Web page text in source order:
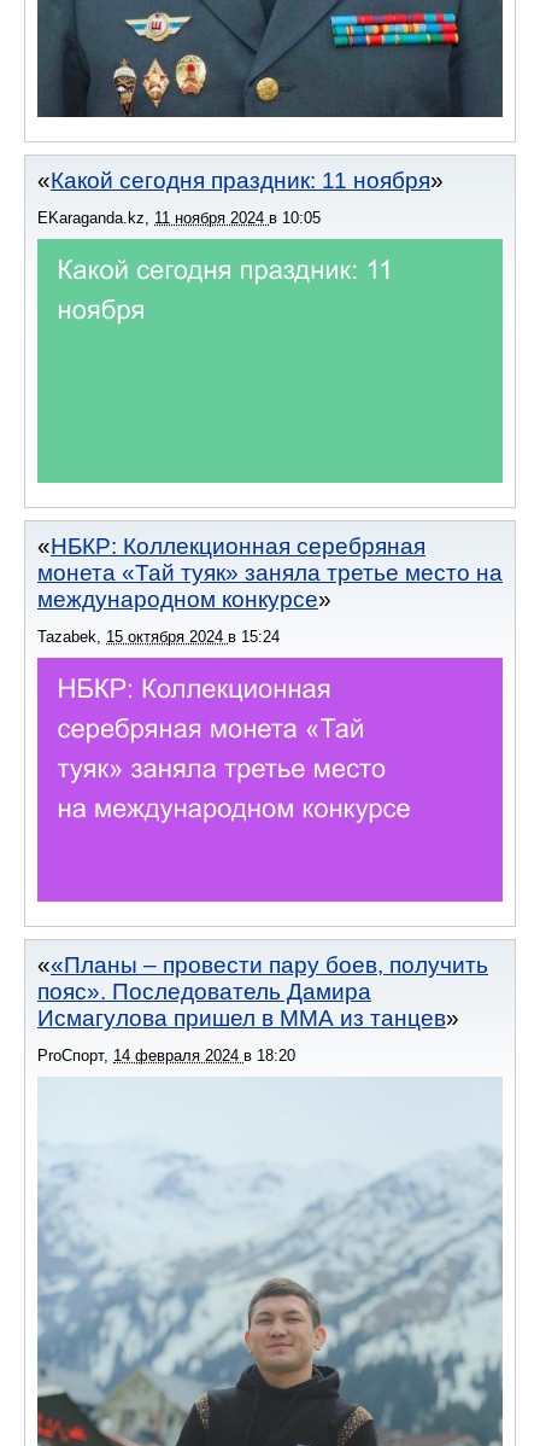
Какой сегодня праздник: 11 ноября
EKaraganda.kz, 11 ноября 2024 в 10:05
НБКР: Коллекционная серебряная
монета «Тай туяк» заняла третье место на
международном конкурсе
Tazabek, 15 октября 2024 в 15:24
«Планы – провести пару боев, получить
пояс». Последователь Дамира
Исмагулова пришел в ММА из танцев
ProСпорт, 14 февраля 2024 в 18:20